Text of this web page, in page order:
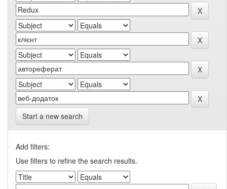
Start a new search
Add filters:
Use filters to refine the search results.